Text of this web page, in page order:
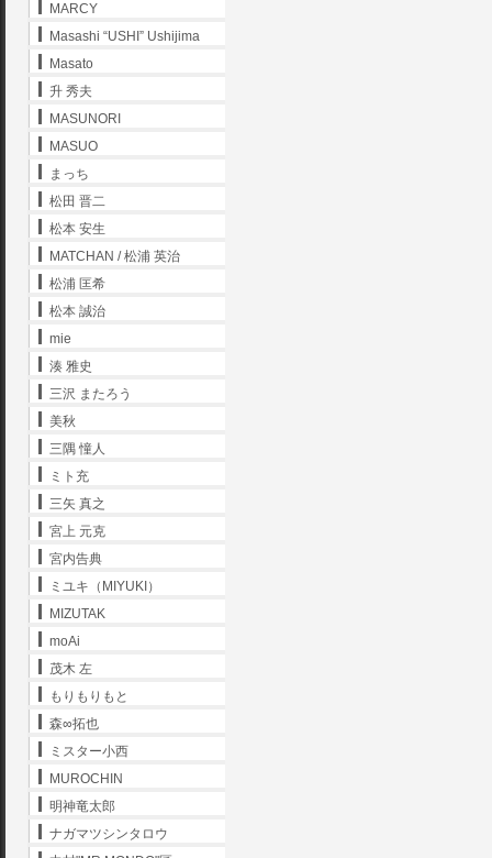
MARCY
Masashi “USHI” Ushijima
Masato
升 秀夫
MASUNORI
MASUO
まっち
松田 晋二
松本 安生
MATCHAN / 松浦 英治
松浦 匡希
松本 誠治
mie
湊 雅史
三沢 またろう
美秋
三隅 憧人
ミト充
三矢 真之
宮上 元克
宮内告典
ミユキ（MIYUKI）
MIZUTAK
moAi
茂木 左
もりもりもと
森∞拓也
ミスター小西
MUROCHIN
明神竜太郎
ナガマツシンタロウ